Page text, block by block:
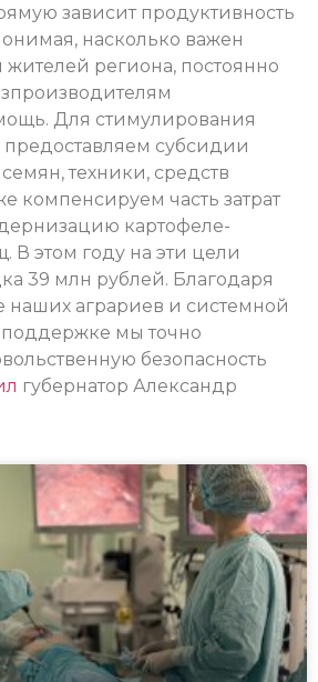
зависит продуктивность
насколько важен
жителей региона, постоянно
Для стимулирования
предоставляем субсидии
техники, средств
компенсируем часть затрат
картофеле-
В этом году на эти цели
39 млн рублей. Благодаря
наших аграриев и системной
поддержке мы точно
безопасность
губернатор Александр